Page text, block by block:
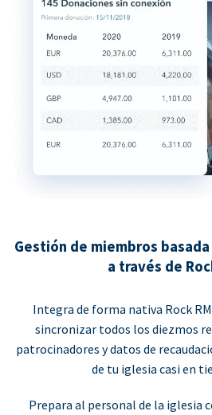
Gestión de miembros
a través de
Integra de forma nativa Rock
sincronizar todos los diezmos
patrocinadores y datos de
de tu iglesia casi en
Prepara al personal de la iglesia